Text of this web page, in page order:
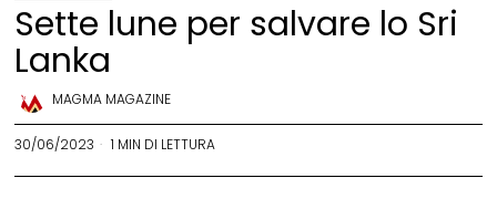
Sette lune per salvare lo Sri
Lanka
MAGMA MAGAZINE
30/06/2023 1 MIN DI LETTURA